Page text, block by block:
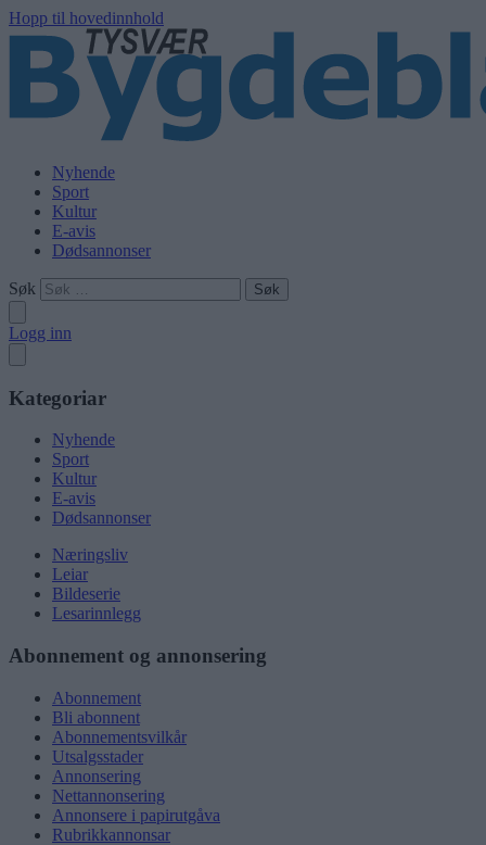
Hopp til hovedinnhold
Nyhende
Sport
Kultur
E-avis
Dødsannonser
Søk
Logg inn
Kategoriar
Nyhende
Sport
Kultur
E-avis
Dødsannonser
Næringsliv
Leiar
Bildeserie
Lesarinnlegg
Abonnement og annonsering
Abonnement
Bli abonnent
Abonnementsvilkår
Utsalgsstader
Annonsering
Nettannonsering
Annonsere i papirutgåva
Rubrikkannonsar